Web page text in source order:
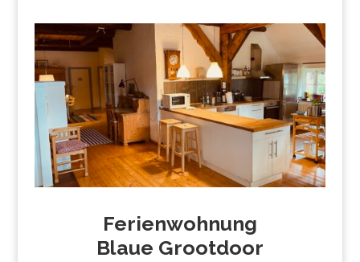
Ferienwohnung
Blaue Grootdoor